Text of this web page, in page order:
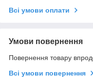
Всі умови оплати
Умови повернення
Повернення товару
Всі умови повернення